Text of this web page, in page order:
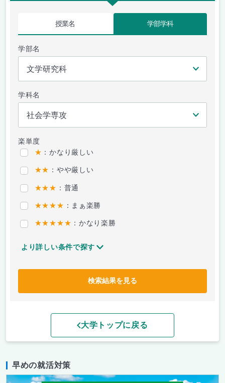
授業名 学部学科
学部名
学科名
楽単度
★ ：かなり厳しい
★★ ：やや厳しい
★★★ ：普通
★★★★ ：まぁ楽勝
★★★★★ ：かなり楽勝
より詳しい条件で探す
検索結果を見る
大学トップに戻る
早めの就活対策